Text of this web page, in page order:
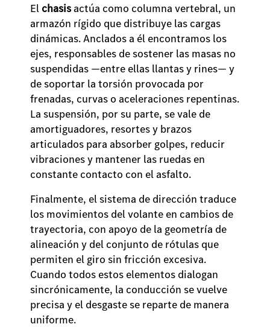
El chasisactúa como columna vertebral, un
armazón rígido que distribuye las cargas
dinámicas. Anclados a él encontramos los
ejes, responsables de sostener las masas no
suspendidas —entre ellas llantas y rines— y
de soportar la torsión provocada por
frenadas, curvas o aceleraciones repentinas.
La suspensión, por su parte, se vale de
amortiguadores, resortes y brazos
articulados para absorber golpes, reducir
vibraciones y mantener las ruedas en
constante contacto con el asfalto.
Finalmente, el sistema de dirección traduce
los movimientos del volante en cambios de
trayectoria, con apoyo de la geometría de
alineación y del conjunto de rótulas que
permiten el giro sin fricción excesiva.
Cuando todos estos elementos dialogan
sincrónicamente, la conducción se vuelve
precisa y el desgaste se reparte de manera
uniforme.